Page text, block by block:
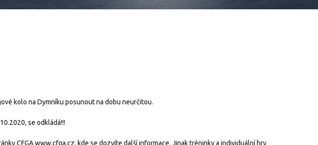
kolo na Dymníku posunout na dobu neurčitou.
se odkládá!!!
CFGAwww.cfga.cz, kde se dozvíte další informace. Jinak tréninky a individuální hry